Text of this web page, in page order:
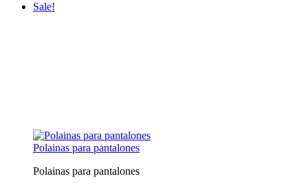
Sale!
Polainas para pantalones
Polainas para pantalones